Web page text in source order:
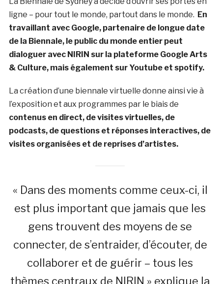
ligne – pour tout le monde, partout dans le monde. En
travaillant avec Google, partenaire de longue date
de la Biennale, le public du monde entier peut
dialoguer avec NIRIN sur la plateforme Google Arts
& Culture, mais également sur Youtube et spotify.
La création d’une biennale virtuelle donne ainsi vie à
l’exposition et aux programmes par le biais de
contenus en direct, de visites virtuelles, de
podcasts, de questions et réponses interactives, de
visites organisées et de reprises d’artistes.
« Dans des moments comme ceux-ci, il
est plus important que jamais que les
gens trouvent des moyens de se
connecter, de s’entraider, d’écouter, de
collaborer et de guérir – tous les
thèmes centraux de NIRIN » explique la